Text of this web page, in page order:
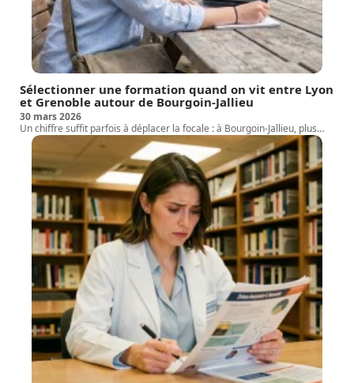
Sélectionner une formation quand on vit entre Lyon
et Grenoble autour de Bourgoin-Jallieu
30 mars 2026
Un chiffre suffit parfois à déplacer la focale : à Bourgoin-Jallieu, plus…